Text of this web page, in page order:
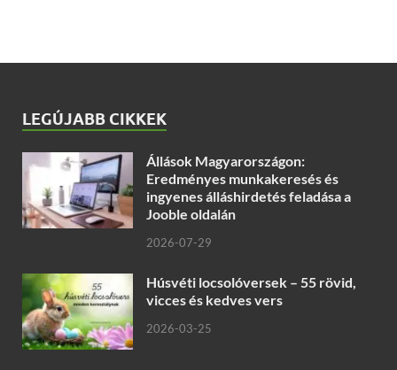
LEGÚJABB CIKKEK
Állások Magyarországon:
Eredményes munkakeresés és
ingyenes álláshirdetés feladása a
Jooble oldalán
2026-07-29
Húsvéti locsolóversek – 55 rövid,
vicces és kedves vers
2026-03-25